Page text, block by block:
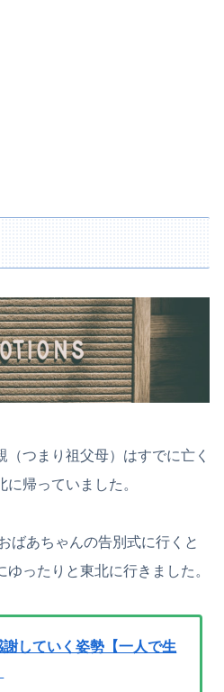
（つまり祖父母）はすでに亡く
帰っていました。
ばあちゃんの告別式に行くと
ったりと東北に行きました。
していく姿勢【一人で生